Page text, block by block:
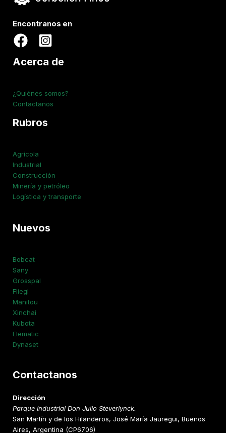
Encontranos en
Acerca de
¿Quiénes somos?
Contactanos
Rubros
Agrícola
Industrial
Construcción
Minería y petróleo
Logística y transporte
Nuevos
Bobcat
Sany
Grosspal
Fliegl
Manitou
Xinchai
Kubota
Elematic
Dynaset
Contactanos
Dirección
Parque Industrial Don Julio Steverlynck.
San Martín y de los Hilanderos, José María Jauregui, Buenos
Aires, Argentina (CP6706)